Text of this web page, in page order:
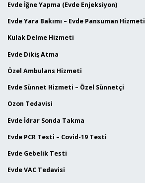
Evde İğne Yapma (Evde Enjeksiyon)
Evde Yara Bakımı – Evde Pansuman Hizmeti
Kulak Delme Hizmeti
Evde Dikiş Atma
Özel Ambulans Hizmeti
Evde Sünnet Hizmeti – Özel Sünnetçi
Ozon Tedavisi
Evde İdrar Sonda Takma
Evde PCR Testi – Covid-19 Testi
Evde Gebelik Testi
Evde VAC Tedavisi